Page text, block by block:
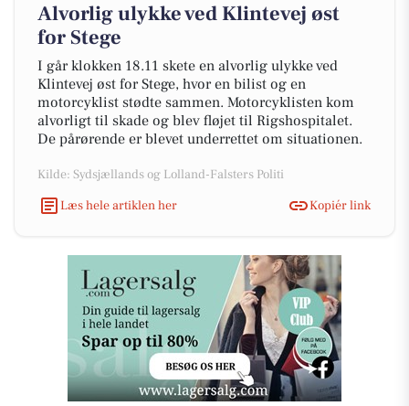
Alvorlig ulykke ved Klintevej øst
for Stege
I går klokken 18.11 skete en alvorlig ulykke ved
Klintevej øst for Stege, hvor en bilist og en
motorcyklist stødte sammen. Motorcyklisten kom
alvorligt til skade og blev fløjet til Rigshospitalet.
De pårørende er blevet underrettet om situationen.
Kilde: Sydsjællands og Lolland-Falsters Politi
Læs hele artiklen her
Kopiér link